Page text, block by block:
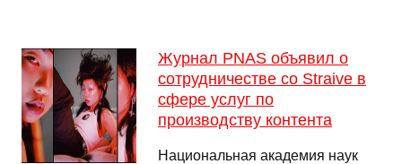
Журнал PNAS объявил о
сотрудничестве со Straive в
сфере услуг по
производству контента
Национальная академия наук